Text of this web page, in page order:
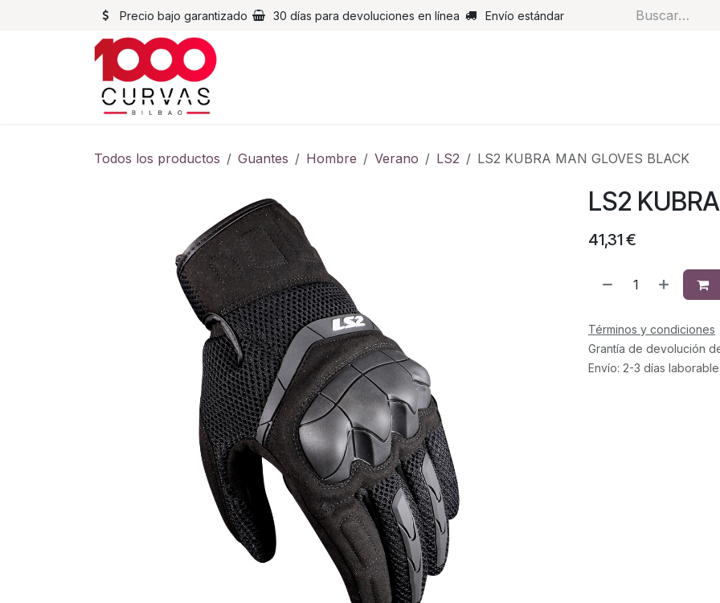
Precio bajo garantizado 30 días para devoluciones en línea Envío estándar
Todos los productos Guantes Hombre Verano LS2 LS2 KUBRA MAN GLOVES BLACK
LS2
41,31€
Términos y condiciones
Grantía de devolución
Envío: 2-3 días